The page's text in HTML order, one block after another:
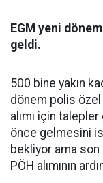
EGM yeni
geldi.
500 bine yakın
dönem polis özel
alımı için
önce gelmesini
bekliyor ama son
PÖH alımının